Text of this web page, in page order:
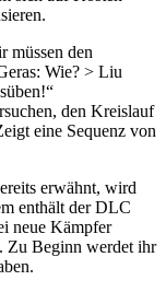
müssen den
Wie? > Liu
den Kreislauf
eine Sequenz von
erwähnt, wird
enthält der DLC
neue Kämpfer
Zu Beginn werdet ihr